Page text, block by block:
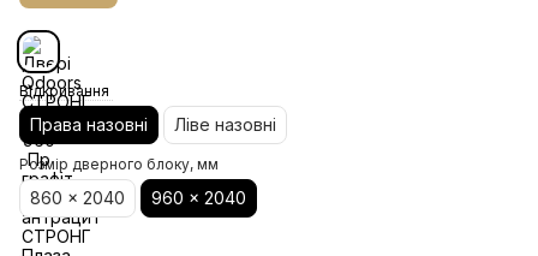
Відкривання
Права назовні Ліве назовні
Розмір дверного блоку, мм
860 x 2040 960 x 2040